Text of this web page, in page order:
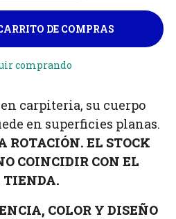
comprando
carpiteria, su cuerpo
en superficies planas.
ROTACIÓN. EL STOCK
COINCIDIR CON EL
TIENDA.
COLOR Y DISEÑO